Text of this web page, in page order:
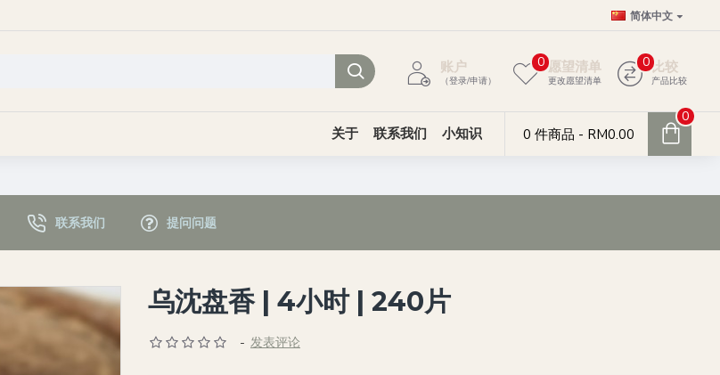
简体中文
账户
（登录/申请）
愿望清单
更改愿望清单
0 比较
产品比较
0
关于 联系我们 小知识 0 件商品 - RM0.00
0
联系我们 提问问题
乌沈盘香 | 4小时 | 240片
- 发表评论